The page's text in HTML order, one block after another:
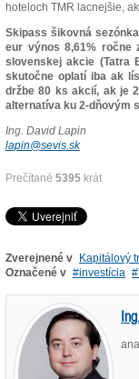
hoteloch TMR lacnejšie,
Skipass šikovná
eur výnos 8,61% ročne
slovenskej akcie (Tatra
skutočne oplatí iba ak
držbe 80 ks akcií, ak je
alternatíva ku 2-dňovým
Ing. David Lapin
lapin@sevis.sk
Prečítané 5395 krát
Zverejnené v
Kapitálový
Označené v
investícia